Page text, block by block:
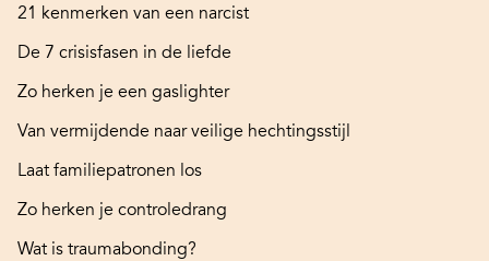
21 kenmerken van een narcist
De 7 crisisfasen in de liefde
Zo herken je een gaslighter
Van vermijdende naar veilige hechtingsstijl
Laat familiepatronen los
Zo herken je controledrang
Wat is traumabonding?